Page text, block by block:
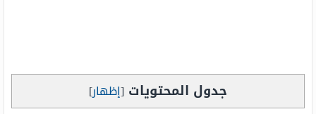
جدول المحتويات [إظهار]